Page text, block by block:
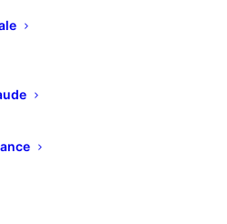
sur « le
France »